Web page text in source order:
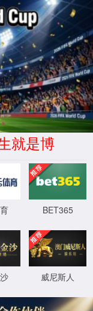
浏览
资讯
纪检监察信访举报
版